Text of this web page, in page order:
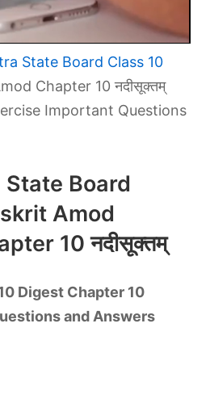
State Board Class 10
Chapter 10 नदीसूक्तम्
Important Questions
Board
Amod
10 नदीसूक्तम्
Digest Chapter 10
and Answers